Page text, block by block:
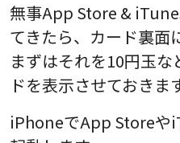
無事App Store &
てきたら、カード裏面
まずはそれを10円玉
ドを表示させておきま
iPhoneでApp Storeや